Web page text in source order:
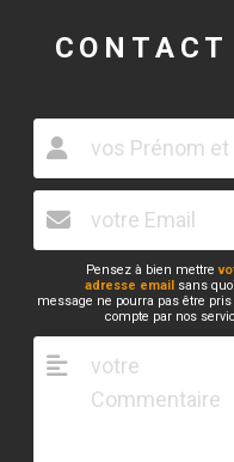
CONTACT
Pensez à bien mettre
adresse email sans
message ne pourra pas être
compte par nos